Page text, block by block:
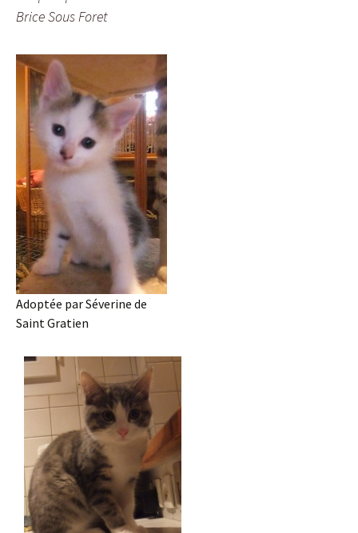
Brice Sous Foret
Adoptée par Séverine de
Saint Gratien